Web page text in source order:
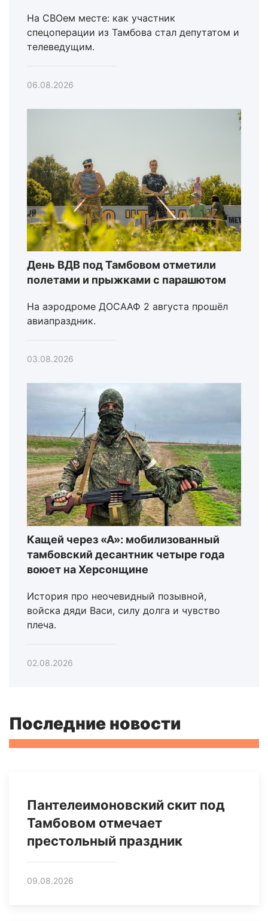
На СВОем месте: как участник
спецоперации из Тамбова стал депутатом и
телеведущим.
06.08.2026
День ВДВ под Тамбовом отметили
полетами и прыжками с парашютом
На аэродроме ДОСААФ 2 августа прошёл
авиапраздник.
03.08.2026
Кащей через «А»: мобилизованный
тамбовский десантник четыре года
воюет на Херсонщине
История про неочевидный позывной,
войска дяди Васи, силу долга и чувство
плеча.
02.08.2026
Последние новости
Пантелеимоновский скит под
Тамбовом отмечает
престольный праздник
09.08.2026